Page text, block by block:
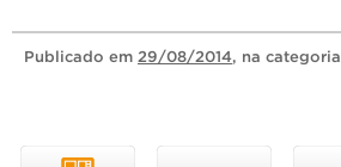
Publicado em 29/08/2014, na categoria